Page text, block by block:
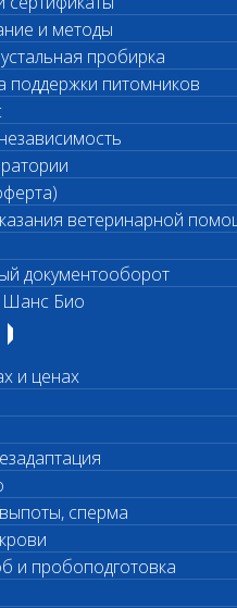
и методы
пробирка
поддержки питомников
ветеринарной
документооборот
Био
и ценах
сперма
и пробоподготовка
срочных